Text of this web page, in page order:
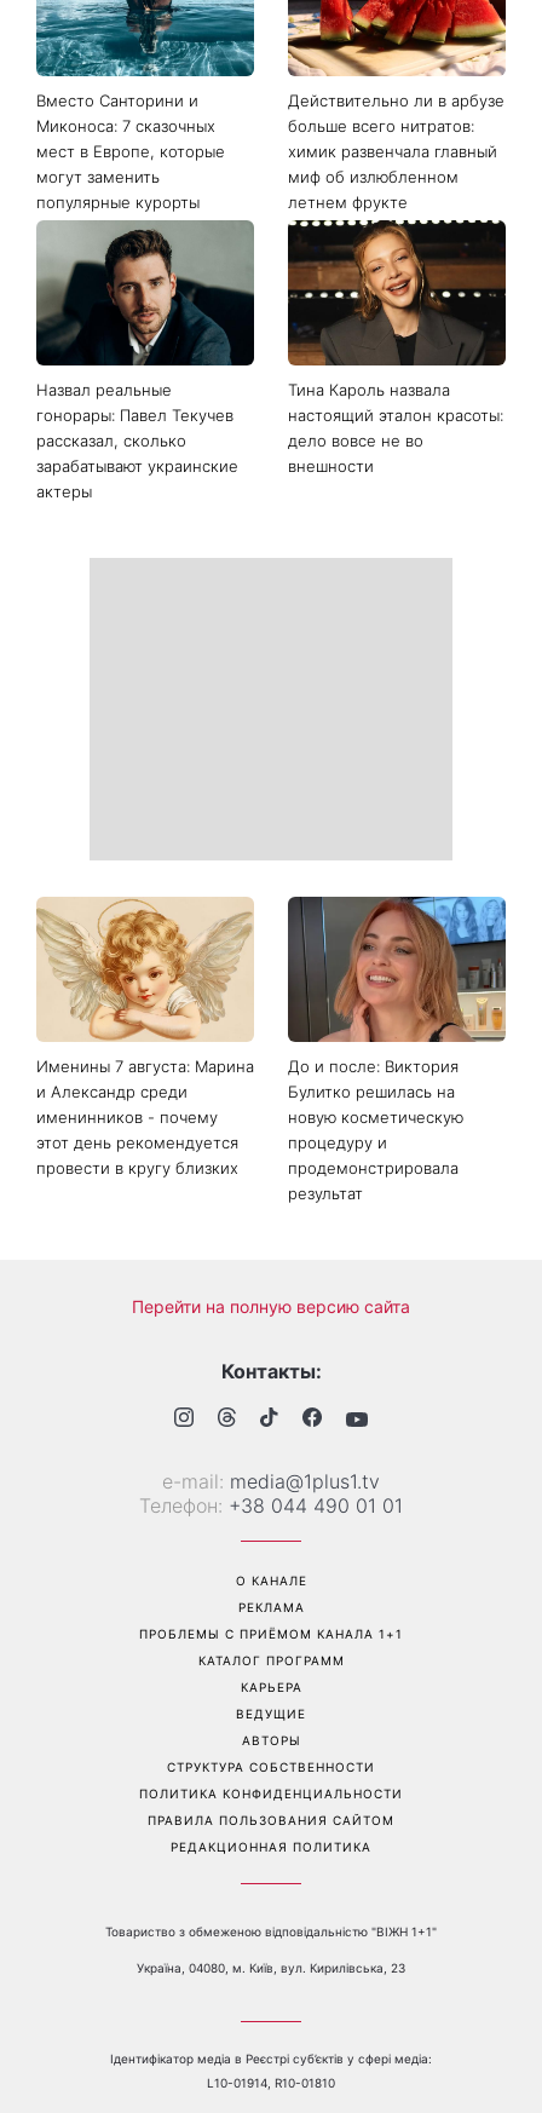
Вместо Санторини и
Миконоса: 7 сказочных
мест в Европе, которые
могут заменить
популярные курорты
Действительно ли в арбузе
больше всего нитратов:
химик развенчала главный
миф об излюбленном
летнем фрукте
Назвал реальные
гонорары: Павел Текучев
рассказал, сколько
зарабатывают украинские
актеры
Тина Кароль назвала
настоящий эталон красоты:
дело вовсе не во
внешности
Именины 7 августа: Марина
и Александр среди
именинников - почему
этот день рекомендуется
провести в кругу близких
До и после: Виктория
Булитко решилась на
новую косметическую
процедуру и
продемонстрировала
результат
Перейти на полную версию сайта
Контакты:
е-mail: media@1plus1.tv
Телефон: +38 044 490 01 01
О КАНАЛЕ
РЕКЛАМА
ПРОБЛЕМЫ С ПРИЁМОМ КАНАЛА 1+1
КАТАЛОГ ПРОГРАММ
КАРЬЕРА
ВЕДУЩИЕ
АВТОРЫ
СТРУКТУРА СОБСТВЕННОСТИ
ПОЛИТИКА КОНФИДЕНЦИАЛЬНОСТИ
ПРАВИЛА ПОЛЬЗОВАНИЯ САЙТОМ
РЕДАКЦИОННАЯ ПОЛИТИКА
Товариство з обмеженою відповідальністю "ВІЖН 1+1"
Україна, 04080, м. Київ, вул. Кирилівська, 23
Ідентифікатор медіа в Реєстрі суб’єктів у сфері медіа:
L10-01914, R10-01810